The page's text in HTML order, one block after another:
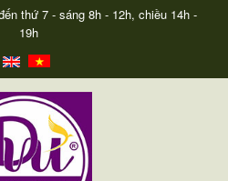
thứ 7 - sáng 8h - 12h, chiều 14h -
19h